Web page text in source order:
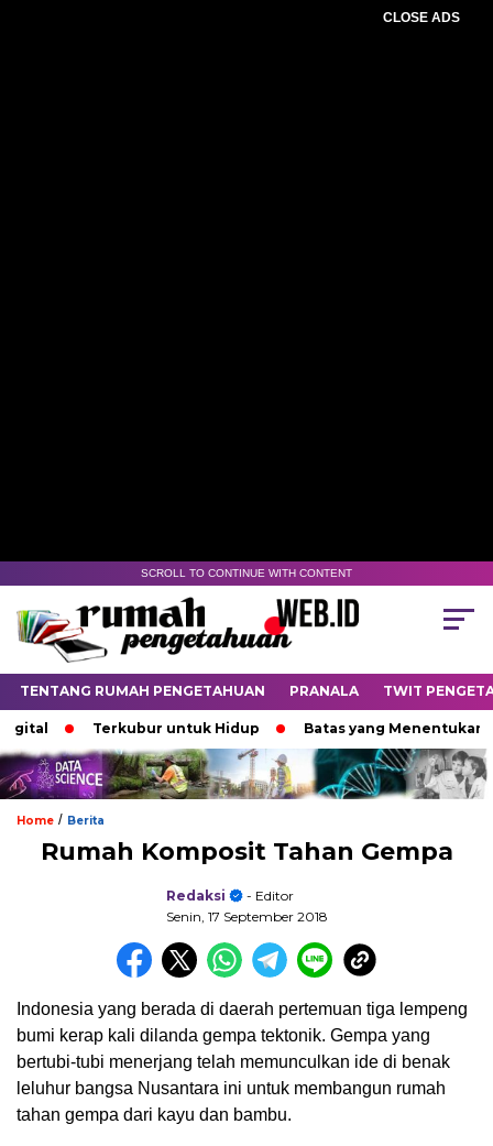
CLOSE ADS
SCROLL TO CONTINUE WITH CONTENT
TENTANG RUMAH PENGETAHUAN PRANALA TWIT
Terkubur untuk Hidup Batas yang Menentukan
Home / Berita
Rumah Komposit Tahan Gempa
Redaksi
- Editor
Senin, 17 September 2018
Indonesia yang berada di daerah pertemuan tiga lempeng
bumi kerap kali dilanda gempa tektonik. Gempa yang
bertubi-tubi menerjang telah memunculkan ide di benak
leluhur bangsa Nusantara ini untuk membangun rumah
tahan gempa dari kayu dan bambu.